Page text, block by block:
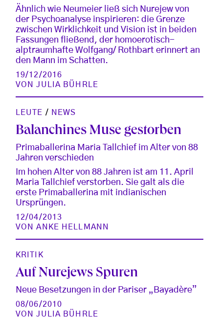
Ähnlich wie Neumeier ließ sich Nurejew von
der Psychoanalyse inspirieren: die Grenze
zwischen Wirklichkeit und Vision ist in beiden
Fassungen fließend, der homoerotisch-
alptraumhafte Wolfgang/ Rothbart erinnert an
den Mann im Schatten.
19/12/2016
VONJULIA BÜHRLE
LEUTE / NEWS
Balanchines Muse gestorben
Primaballerina Maria Tallchief im Alter von 88
Jahren verschieden
Im hohen Alter von 88 Jahren ist am 11. April
Maria Tallchief verstorben. Sie galt als die
erste Primaballerina mit indianischen
Ursprüngen.
12/04/2013
VONANKE HELLMANN
KRITIK
Auf Nurejews Spuren
Neue Besetzungen in der Pariser „Bayadère”
08/06/2010
VONJULIA BÜHRLE